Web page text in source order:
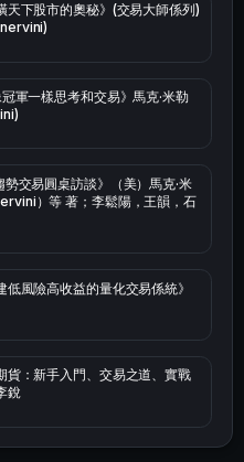
天下股市的奧秘》(交易大師係列)
冠軍一樣思考和交易》馬克·米勒
勢交易圓桌訪談》（美）馬克·米
）等 著；李鬆陽，王韻，石
低風險高收益的量化交易係統》
貨：新手入門、交易之道、實戰
銳